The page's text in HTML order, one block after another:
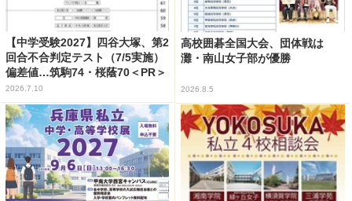
【中学受験2027】四谷大塚、第2
回合不合判定テスト（7/5実施）
偏差値…筑駒74・桜蔭70＜PR＞
2026.7.10
高校囲碁全国大会、団体戦は
灘・南山女子部が優勝
2026.8.5